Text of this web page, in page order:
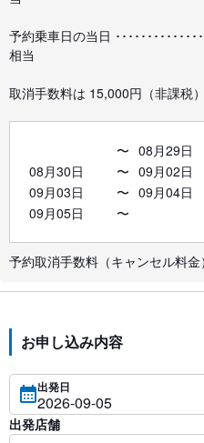
予約乗車日の当日 ････････････
相当
取消手数料は 15,000円（非課税
〜 08月29日
08月30日
〜 09月02日
09月03日
〜 09月04日
09月05日
〜
予約取消手数料（キャンセル料金
お申し込み内容
出発日
出発店舗